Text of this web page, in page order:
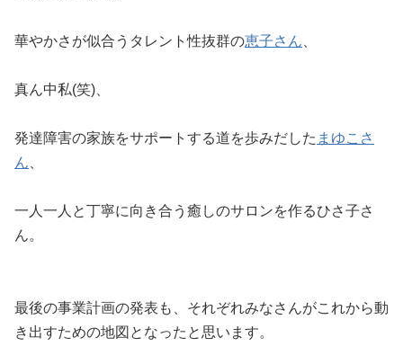
華やかさが似合うタレント性抜群の恵子さん
真ん中私(笑)、
発達障害の家族をサポートする道を歩みだした まゆこさ
ん
一人一人と丁寧に向き合う癒しのサロンを作るひさ子さ
ん。
最後の事業計画の発表も、それぞれみなさんがこれから動
き出すための地図となったと思います。